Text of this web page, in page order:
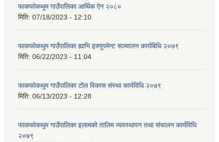
फाकफोकथुम गाउँपालिका आर्थिक ऐन २०८०
मिति: 07/18/2023 - 12:10
फाकफोकथुम गाउँपालिका ह्याभि इक्युपमेन्ट सञ्चालन कार्यबिधि २०७९
मिति: 06/22/2023 - 11:04
फाकफोकथुम गाउँपालिका टोल विकास संस्था कार्यविधि २०७९
मिति: 06/13/2023 - 12:28
फाकफोकथुम गाउँपालिका इलामको तालिम व्यवस्थापन तथा संचालन कार्यविधि
२०७९